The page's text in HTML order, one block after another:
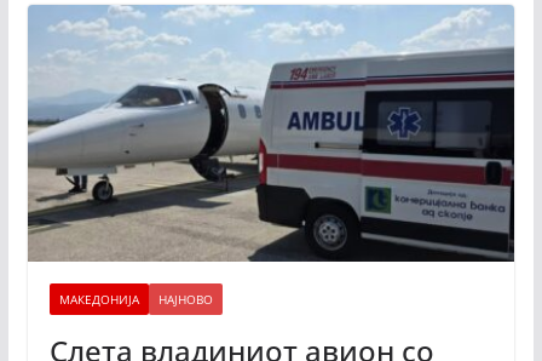
МАКЕДОНИЈА НАЈНОВО
Слета владиниот авион со